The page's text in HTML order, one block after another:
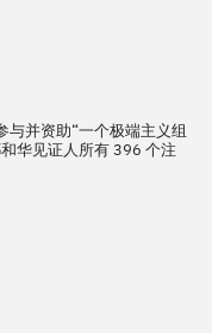
并资助“一个极端主义组
华见证人所有 396 个注